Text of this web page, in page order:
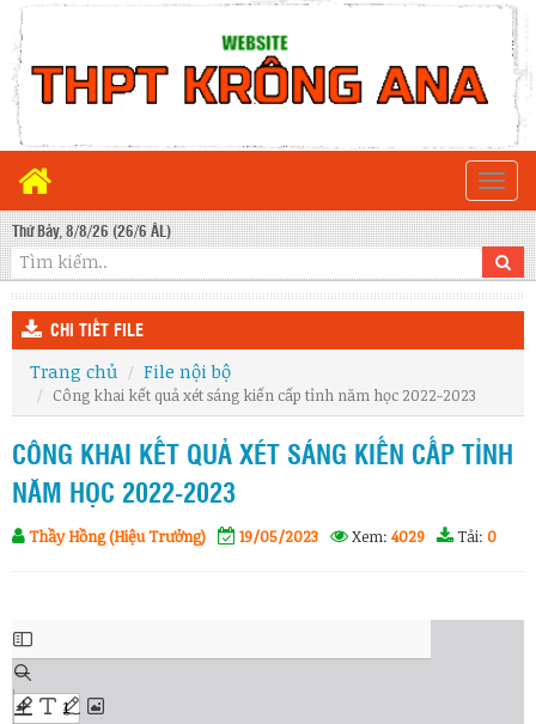
Thứ Bảy, 8/8/26 (26/6 ÂL)
CHI TIẾT FILE
Trang chủ File nội bộ
Công khai kết quả xét sáng kiến cấp tỉnh năm học 2022-2023
CÔNG KHAI KẾT QUẢ XÉT SÁNG KIẾN CẤP TỈNH
NĂM HỌC 2022-2023
Thầy Hồng (Hiệu Trưởng) 19/05/2023 Xem: 4029 Tải: 0